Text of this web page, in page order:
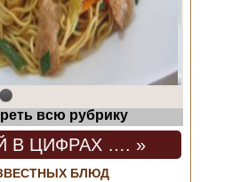
из Китая
всю рубрику
В ЦИФРАХ …. »
БЛЮД